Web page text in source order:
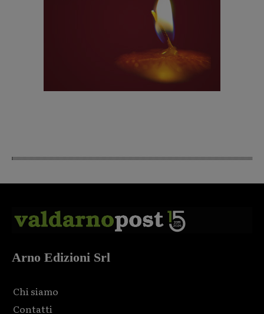
Arno Edizioni Srl
Chi siamo
Contatti